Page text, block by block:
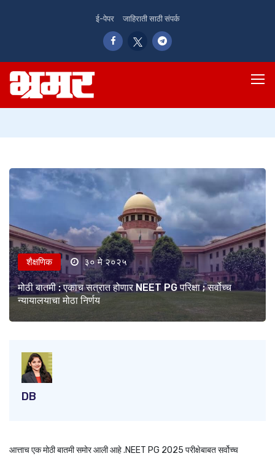
ई-पेपर जाहिराती साठी संपर्क
शैक्षणिक ३० मे २०२५
मोठी बातमी : एकाच सत्रात होणार NEET PG परिक्षा ; सर्वोच्च
न्यायालयाचा मोठा निर्णय
DB
आत्ताच एक मोठी बातमी समोर आली आहे .NEET PG 2025 परीक्षेबाबत सर्वोच्च